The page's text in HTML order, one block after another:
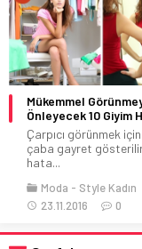
Mükemmel
Önleyecek 10 Giyim
Çarpıcı görünmek
çaba gayret
hata...
Moda
Style Kadın
23.11.2016
0